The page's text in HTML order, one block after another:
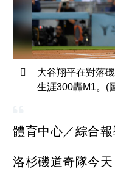
大谷翔平在對落
生涯300轟M1。(
體育中心／綜合報
洛杉磯道奇隊今